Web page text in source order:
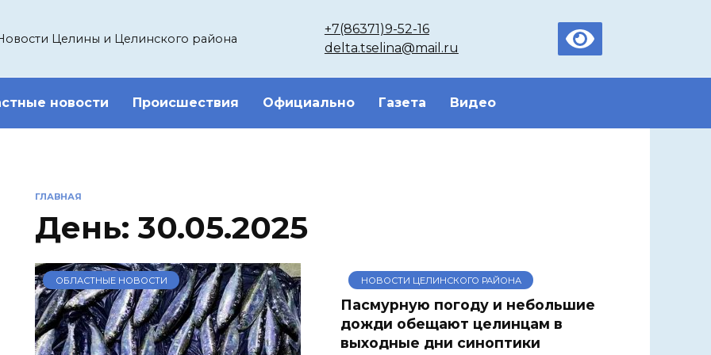
Целины и Целинского района
+7(86371)9-52-16
delta.tselina@mail.ru
новости Происшествия Официально Газета Видео
ГЛАВНАЯ
День:30.05.2025
ОБЛАСТНЫЕ НОВОСТИ НОВОСТИ ЦЕЛИНСКОГО РАЙОНА
Пасмурную погоду и небольшие
дожди обещают целинцам в
выходные дни синоптики